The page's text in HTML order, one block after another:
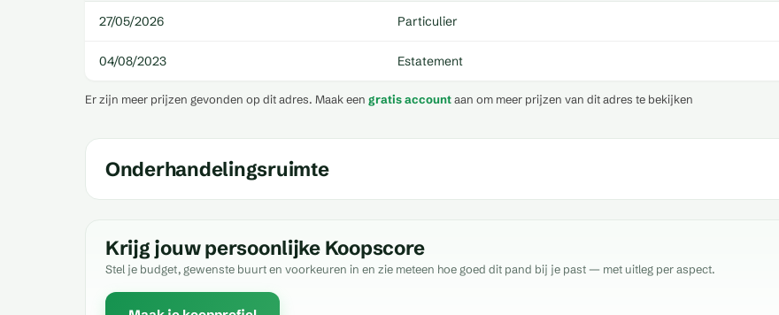
27/05/2026 Particulier
04/08/2023 Estatement
Er zijn meer prijzen gevonden op dit adres. Maak een gratis accountaan om meer prijzen van dit adres te bekijken
Onderhandelingsruimte
Krijg jouw persoonlijke Koopscore
Stel je budget, gewenste buurt en voorkeuren in en zie meteen hoe goed dit pand bij je past — met uitleg per aspect.